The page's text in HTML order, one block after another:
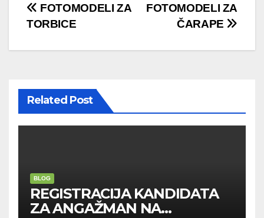
Post
FOTOMODELI ZA
ČARAPE
FOTOMODELI ZA
TORBICE
Related Post
BLOG
REGISTRACIJA KANDIDATA
ZA ANGAŽMAN NA